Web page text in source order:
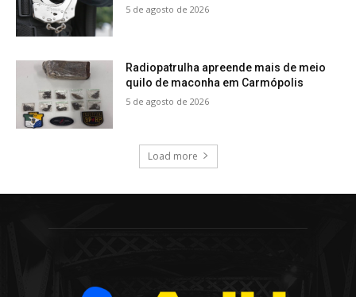
5 de agosto de 2026
Radiopatrulha apreende mais de meio
quilo de maconha em Carmópolis
5 de agosto de 2026
Load more